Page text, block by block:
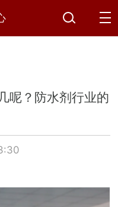
呢？防水剂行业的